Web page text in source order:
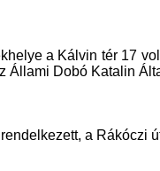
a Kálvin tér 17
Állami Dobó Katalin
a Rákóczi